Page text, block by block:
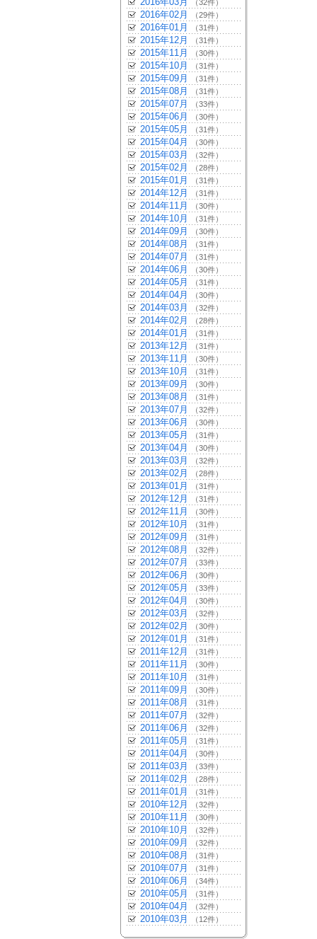
（32件）
2016年02月 （29件）
2016年01月 （31件）
2015年12月 （31件）
2015年11月 （30件）
2015年10月 （31件）
2015年09月 （31件）
2015年08月 （31件）
2015年07月 （33件）
2015年06月 （30件）
2015年05月 （31件）
2015年04月 （30件）
2015年03月 （32件）
2015年02月 （28件）
2015年01月 （31件）
2014年12月 （31件）
2014年11月 （30件）
2014年10月 （31件）
2014年09月 （30件）
2014年08月 （31件）
2014年07月 （31件）
2014年06月 （30件）
2014年05月 （31件）
2014年04月 （30件）
2014年03月 （32件）
2014年02月 （28件）
2014年01月 （31件）
2013年12月 （31件）
2013年11月 （30件）
2013年10月 （31件）
2013年09月 （30件）
2013年08月 （31件）
2013年07月 （32件）
2013年06月 （30件）
2013年05月 （31件）
2013年04月 （30件）
2013年03月 （32件）
2013年02月 （28件）
2013年01月 （31件）
2012年12月 （31件）
2012年11月 （30件）
2012年10月 （31件）
2012年09月 （31件）
2012年08月 （32件）
2012年07月 （33件）
2012年06月 （30件）
2012年05月 （33件）
2012年04月 （30件）
2012年03月 （32件）
2012年02月 （30件）
2012年01月 （31件）
2011年12月 （31件）
2011年11月 （30件）
2011年10月 （31件）
2011年09月 （30件）
2011年08月 （31件）
2011年07月 （32件）
2011年06月 （32件）
2011年05月 （31件）
2011年04月 （30件）
2011年03月 （33件）
2011年02月 （28件）
2011年01月 （31件）
2010年12月 （32件）
2010年11月 （30件）
2010年10月 （32件）
2010年09月 （32件）
2010年08月 （31件）
2010年07月 （31件）
2010年06月 （34件）
2010年05月 （31件）
2010年04月 （32件）
2010年03月 （12件）